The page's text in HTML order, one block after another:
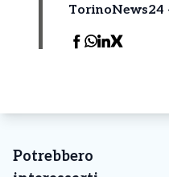
TorinoNews24
Potrebbero